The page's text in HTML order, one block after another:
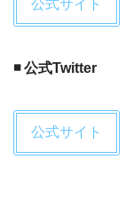
公式サイト
◾️ 公式Twitter
公式サイト